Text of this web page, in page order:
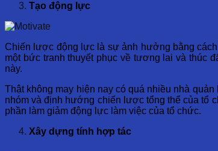
Tạo động lực
Chiến lược động lực là sự ảnh hưởng bằng
một bức tranh thuyết phục về tương lai và thúc
này.
Thật không may hiện nay có quá nhiều nhà
nhóm và định hướng chiến lược tổng thể của tổ
phần làm giảm động lực làm việc của tổ chức.
Xây dựng tính hợp tác